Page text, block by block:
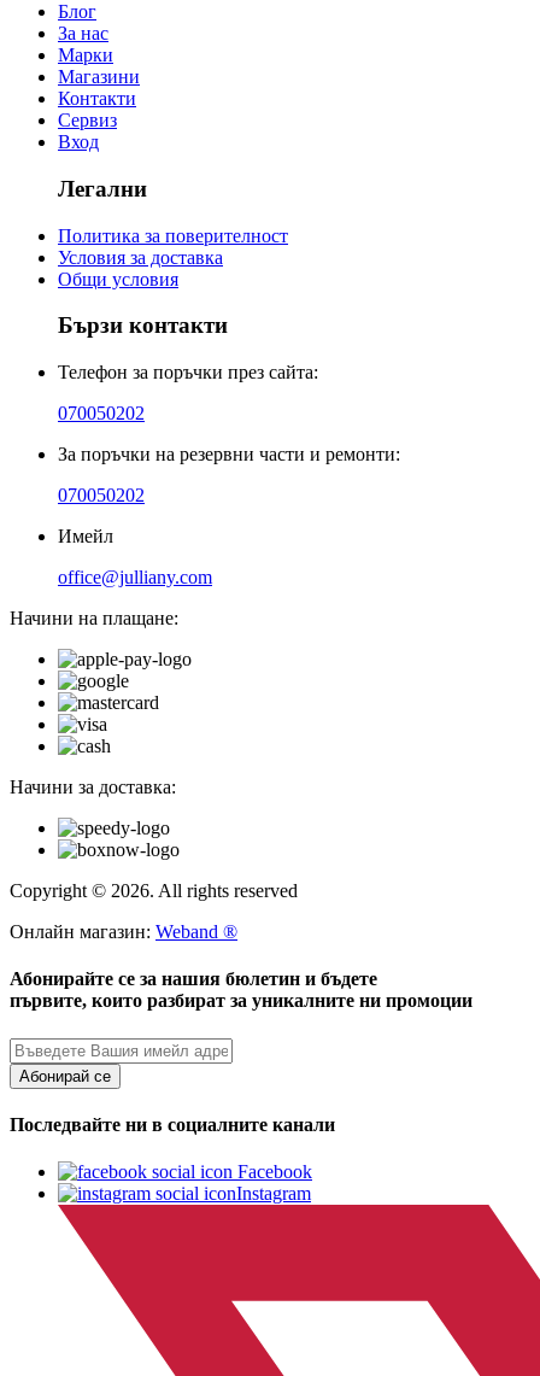
Блог
За нас
Марки
Магазини
Контакти
Сервиз
Вход
Легални
Политика за поверителност
Условия за доставка
Общи условия
Бързи контакти
Телефон за поръчки през сайта:
070050202
За поръчки на резервни части и ремонти:
070050202
Имейл
office@julliany.com
Начини на плащане:
Начини за доставка:
Copyright © 2026. All rights reserved
Онлайн магазин: Weband ®
Абонирайте се за нашия бюлетин и бъдете
първите, които разбират за уникалните ни промоции
Абонирай се
Последвайте ни в социалните канали
Facebook
Instagram